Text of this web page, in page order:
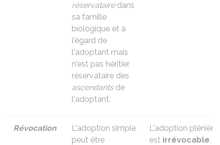
réservatairedans
sa famille
biologique et à
l'égard de
l'adoptant mais
n'est pas héritier
réservataire des
ascendantsde
l'adoptant.
Révocation
L'adoption simple
peut être
L'adoption plénière
est irrévocable.